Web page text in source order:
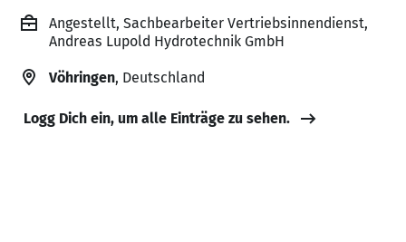
Angestellt, Sachbearbeiter Vertriebsinnendienst,
Andreas Lupold Hydrotechnik GmbH
Vöhringen, Deutschland
Logg Dich ein, um alle Einträge zu sehen.